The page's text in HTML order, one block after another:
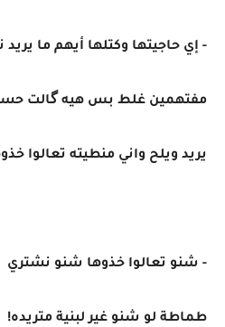
- إي حاجيتها وكتلها أيهم ما يريد
مفتهمين غلط بس هيه گالت
يريد ويلح واني منطيته تعالوا
- شنو تعالوا خذوها شنو نشتري
طماطة لو شنو غير لبنية متريده!